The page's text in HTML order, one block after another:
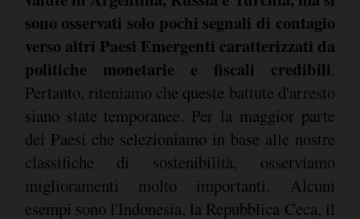
sono osservati solo pochi segnali di contagio
verso altri Paesi Emergenti caratterizzati da
politiche monetarie e fiscali credibili.
Pertanto, riteniamo che queste battute d'arresto
siano state temporanee. Per la maggior parte
dei Paesi che selezioniamo in base alle nostre
classifiche di sostenibilità, osserviamo
miglioramenti molto importanti. Alcuni
esempi sono l'Indonesia, la Repubblica Ceca, il